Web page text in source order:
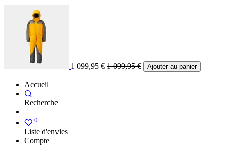
1 099,95 € 1 099,95€ Ajouter au panier
Accueil
Recherche
0
Liste d'envies
Compte